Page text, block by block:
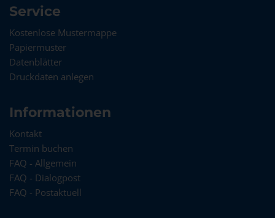
Service
Kostenlose Mustermappe
Papiermuster
Datenblätter
Druckdaten anlegen
Informationen
Kontakt
Termin buchen
FAQ - Allgemein
FAQ - Dialogpost
FAQ - Postaktuell